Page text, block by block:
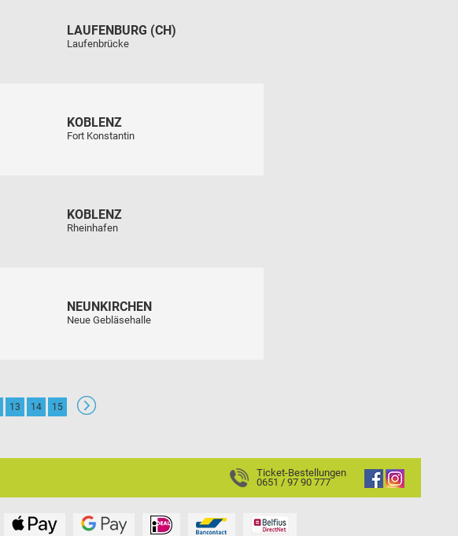
LAUFENBURG (CH)
Laufenbrücke
KOBLENZ
Fort Konstantin
KOBLENZ
Rheinhafen
NEUNKIRCHEN
Neue Gebläsehalle
13 14 15
Ticket-Bestellungen
0651 / 97 90 777